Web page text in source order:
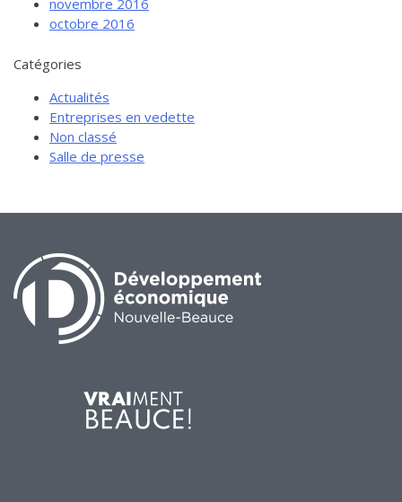
novembre 2016
octobre 2016
Catégories
Actualités
Entreprises en vedette
Non classé
Salle de presse